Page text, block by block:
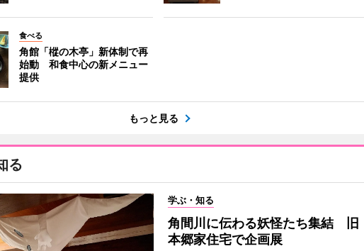
食べる
角館「樅の木亭」新体制で再
始動 和食中心の新メニュー
提供
もっと見る
る
学ぶ・知る
角間川に伝わる妖怪たち集結 旧
本郷家住宅で企画展